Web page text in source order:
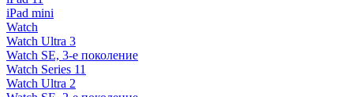
iPad mini
Watch
Watch Ultra 3
Watch SE, 3-е поколение
Watch Series 11
Watch Ultra 2